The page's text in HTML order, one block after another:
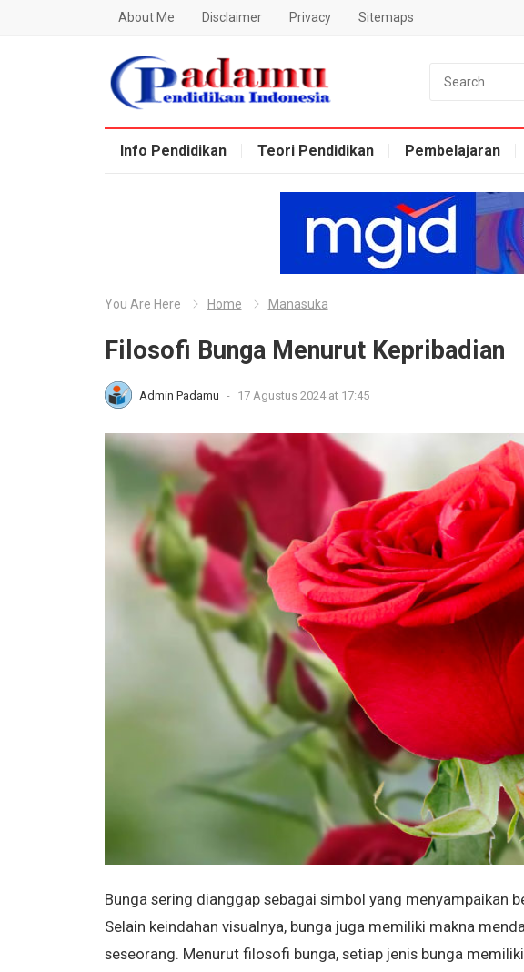
About Me Disclaimer Privacy Sitemaps
Blog Padamu
Info Pendidikan
Teori Pendidikan Pembelajaran
You Are Here Home Manasuka
Filosofi Bunga Menurut Kepribadian
Admin Padamu - 17 Agustus 2024 at 17:45
Bunga sering dianggap sebagai simbol yang menyampaikan
Selain keindahan visualnya, bunga juga memiliki makna
seseorang. Menurut filosofi bunga, setiap jenis bunga